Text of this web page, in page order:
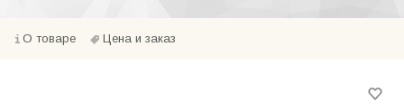
О товаре Цена и заказ